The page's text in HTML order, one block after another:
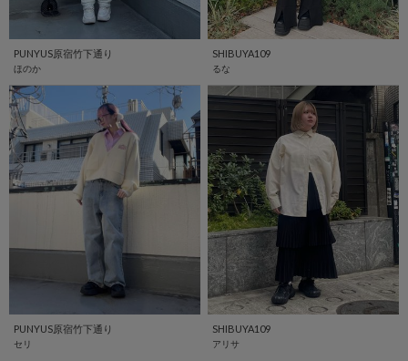
PUNYUS原宿竹下通り
ほのか
SHIBUYA109
るな
PUNYUS原宿竹下通り
セリ
SHIBUYA109
アリサ